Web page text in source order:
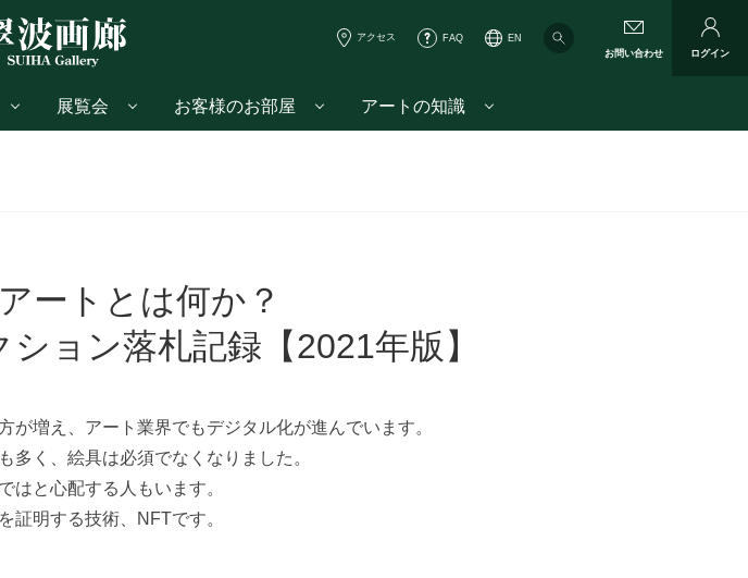
アクセス FAQ
EN
お問い合わせ
ログイン
展覧会 お客様のお部屋 アートの知識
ートとは何か？
ョン落札記録【2021年版】
増え、アート業界でもデジタル化が進んでいます。
く、絵具は必須でなくなりました。
はと心配する人もいます。
証明する技術、NFTです。